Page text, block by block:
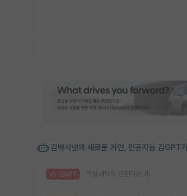
김박사넷의 새로운 거인, 인공지능 김GPT
김GPT 학벌세탁이 안된다는 게